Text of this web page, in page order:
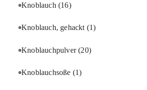
Knoblauch (16)
Knoblauch, gehackt (1)
Knoblauchpulver(20)
Knoblauchsoße (1)